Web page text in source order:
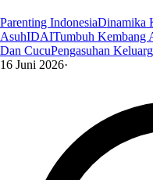
Parenting IndonesiaDinamika
AsuhIDAITumbuh Kembang
Dan CucuPengasuhan
16 Juni 2026·